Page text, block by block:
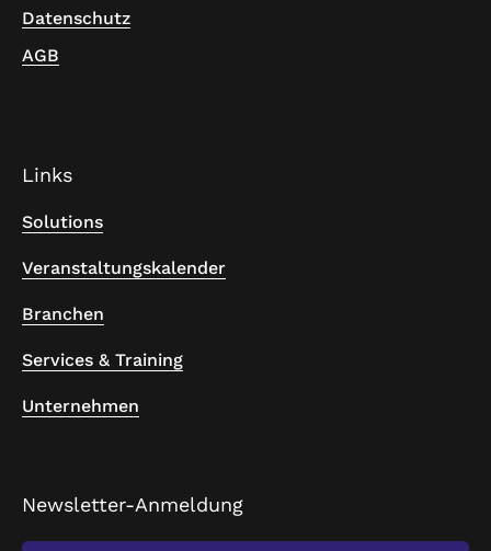
Datenschutz
AGB
Links
Solutions
Veranstaltungskalender
Branchen
Services & Training
Unternehmen
Newsletter-Anmeldung